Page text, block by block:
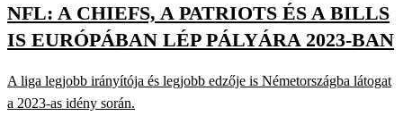
NFL: A CHIEFS, A PATRIOTS ÉS A BILLS
IS EURÓPÁBAN LÉP PÁLYÁRA 2023-BAN
A liga legjobb irányítója és legjobb edzője is Németországba látogat
a 2023-as idény során.